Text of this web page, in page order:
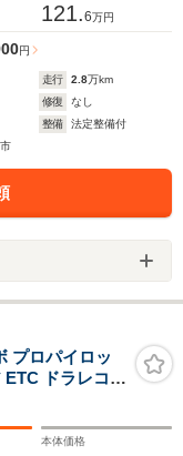
121.6万円
円
走行 2.8万km
修復
なし
整備
法定整備付
プロパイロッ
ドラレコ
本体価格